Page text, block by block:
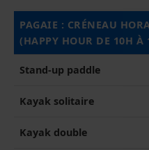
PAGAIE : CRÉNEAU
(HAPPY HOUR DE 10H À
Stand-up paddle
Kayak solitaire
Kayak double